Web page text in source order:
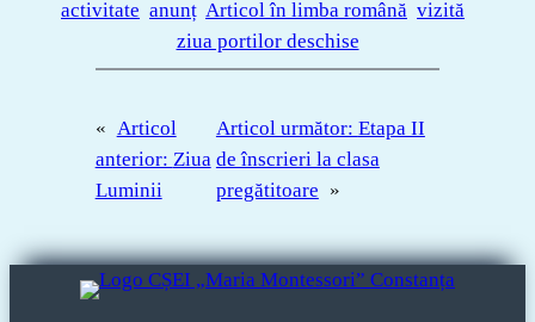
activitate anunț Articol în limba română vizită
ziua portilor deschise
« Articol
anterior: Ziua
Luminii
Articol următor: Etapa II
de înscrieri la clasa
pregătitoare »